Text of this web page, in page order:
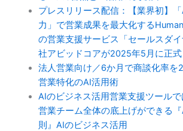
プレスリリース配信：【業界初】
力」で営業成果を最大化する
の営業支援サービス「セールスダ
社アビッドコアが2025年5月に正式
法人営業向け／6か月で商談化率を
営業特化のAI活用術
AIのビジネス活用営業支援ツールで
営業チーム全体の底上げができる
則』AIのビジネス活用